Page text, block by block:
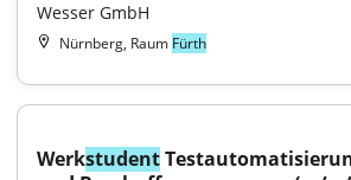
Wesser GmbH
Nürnberg, Raum Fürth
Werkstudent